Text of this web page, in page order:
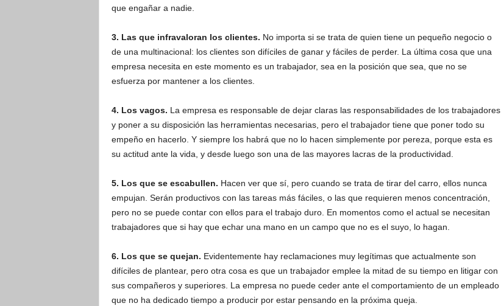
que engañar a nadie.
3. Las que infravaloran los clientes. No importa si se trata de quien tiene un pequeño negocio o
de una multinacional: los clientes son difíciles de ganar y fáciles de perder. La última cosa que una
empresa necesita en este momento es un trabajador, sea en la posición que sea, que no se
esfuerza por mantener a los clientes.
4. Los vagos. La empresa es responsable de dejar claras las responsabilidades de los trabajadores
y poner a su disposición las herramientas necesarias, pero el trabajador tiene que poner todo su
empeño en hacerlo. Y siempre los habrá que no lo hacen simplemente por pereza, porque esta es
su actitud ante la vida, y desde luego son una de las mayores lacras de la productividad.
5. Los que se escabullen. Hacen ver que sí, pero cuando se trata de tirar del carro, ellos nunca
empujan. Serán productivos con las tareas más fáciles, o las que requieren menos concentración,
pero no se puede contar con ellos para el trabajo duro. En momentos como el actual se necesitan
trabajadores que si hay que echar una mano en un campo que no es el suyo, lo hagan.
6. Los que se quejan. Evidentemente hay reclamaciones muy legítimas que actualmente son
difíciles de plantear, pero otra cosa es que un trabajador emplee la mitad de su tiempo en litigar con
sus compañeros y superiores. La empresa no puede ceder ante el comportamiento de un empleado
que no ha dedicado tiempo a producir por estar pensando en la próxima queja.